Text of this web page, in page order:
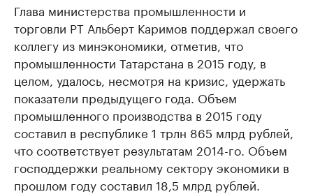
Глава министерства промышленности и
торговли РТ Альберт Каримов поддержал своего
коллегу из минэкономики, отметив, что
промышленности Татарстана в 2015 году, в
целом, удалось, несмотря на кризис, удержать
показатели предыдущего года. Объем
промышленного производства в 2015 году
составил в республике 1 трлн 865 млрд рублей,
что соответствует результатам 2014-го. Объем
господдержки реальному сектору экономики в
прошлом году составил 18,5 млрд рублей.